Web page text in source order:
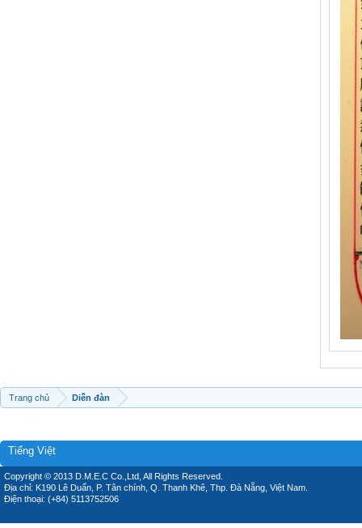
Trang chủ Diễn đàn
Tiếng Việt
Copyright © 2013 D.M.E.C Co.,Ltd, All Rights Reserved.
Địa chỉ: K190 Lê Duẩn, P. Tân chính, Q. Thanh Khê, Thp. Đà Nẵng, Việt Nam.
Điện thoại: (+84) 5113752506